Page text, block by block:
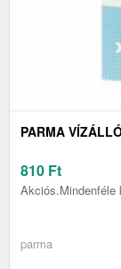
PARMA
810 Ft
Akciós.Mindenféle
parma